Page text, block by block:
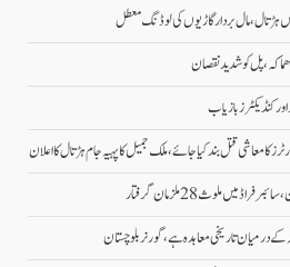
ہڑتال،مال بردار گاڑیوں کی لوڈنگ معطل
پل کو شدید نقصان
کنڈیکٹرز بازیاب
معاشی قتل بند کیا جائے، ملک جمیل کا پہیہ جام ہڑتال کا اعلان
ملوث 28 ملزمان گرفتار
درمیان تاریخی معاہدہ ہے، گورنر بلوچستان